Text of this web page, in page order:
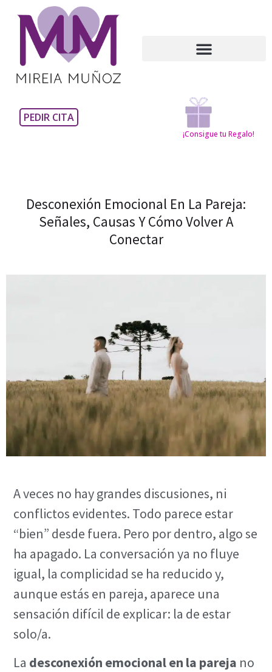
PEDIR CITA
Regalo sobre el estilo
¡Consigue tu Regalo!
Desconexión Emocional En La Pareja:
Señales, Causas Y Cómo Volver A
Conectar
A veces no hay grandes discusiones, ni
conflictos evidentes. Todo parece estar
“bien” desde fuera. Pero por dentro, algo se
ha apagado. La conversación ya no fluye
igual, la complicidad se ha reducido y,
aunque estás en pareja, aparece una
sensación difícil de explicar: la de estar
solo/a.
La desconexión emocional en la pareja no